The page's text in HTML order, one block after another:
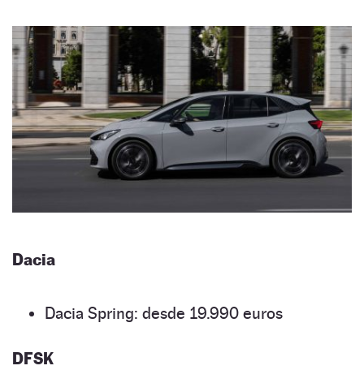
Dacia
Dacia Spring: desde 19.990 euros
DFSK